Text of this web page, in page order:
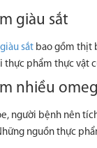
giàu sắt
giàu sắt bao gồm thịt
thực phẩm thực vật
nhiều
người bệnh nên
nguồn thực